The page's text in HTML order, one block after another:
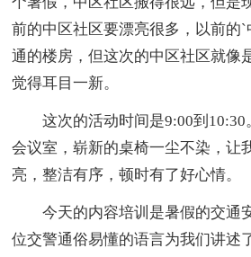
前的中区社区要漂亮很多，以前的
通的楼房，但这次的中区社区就像
觉得耳目一新。
这次的活动时间是9:00到10:30
会议室，崭新的桌椅一尘不染，让
亮，整洁有序，顿时有了好心情。
今天的内容培训是暑假的交通
位交警通俗易懂的语言为我们讲述